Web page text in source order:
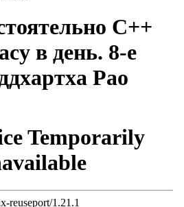
C++
в день. 8-е
Рао